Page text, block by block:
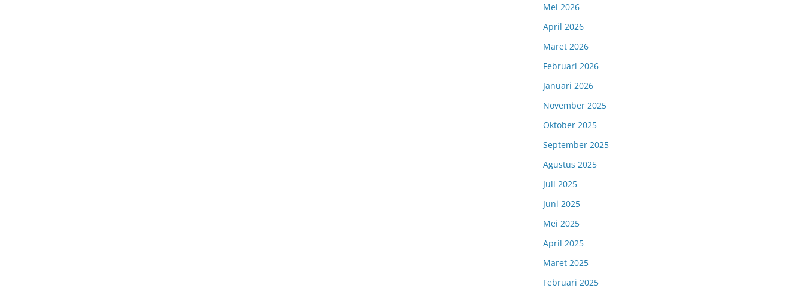
Mei 2026
April 2026
Maret 2026
Februari 2026
Januari 2026
November 2025
Oktober 2025
September 2025
Agustus 2025
Juli 2025
Juni 2025
Mei 2025
April 2025
Maret 2025
Februari 2025